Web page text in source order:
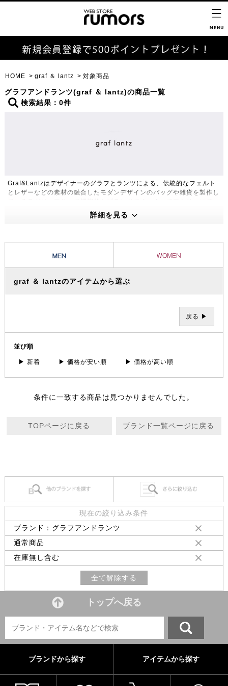
HOME graf ＆ lantz 対象商品
グラフアンドランツ(graf ＆ lantz)の商品一覧
検索結果：0件
Graf&Lantzはデザイナーのグラフとランツによる、伝統的なフェルト
とレザーなどの素材の融合したモダンデザインのバッグや雑貨を製作し
ンドメイドにて製作します。詳細を見る
graf ＆ lantzのアイテムから選ぶ
戻る ▶
並び順
▶ 新着 ▶ 価格が安い順 ▶ 価格が高い順
条件に一致する商品は見つかりませんでした。
TOPページに戻る ブランド一覧ページに戻る
現在の絞り込み条件
ブランド：グラフアンドランツ
通常商品
在庫無し含む
全て解除する
トップへ戻る
ブランドから探す アイテムから探す